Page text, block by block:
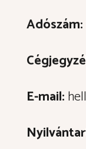
Adószám:
E-mail: